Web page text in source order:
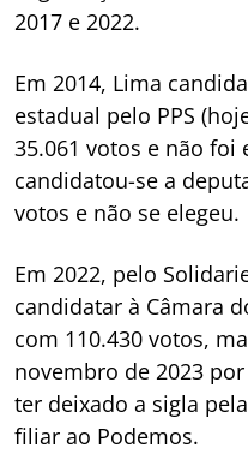
2017 e 2022.
Em 2014, Lima
estadual pelo PPS
35.061 votos e não foi
candidatou-se a
votos e não se elegeu.
Em 2022, pelo
candidatar à Câmara
com 110.430 votos,
novembro de 2023
ter deixado a sigla
filiar ao Podemos.